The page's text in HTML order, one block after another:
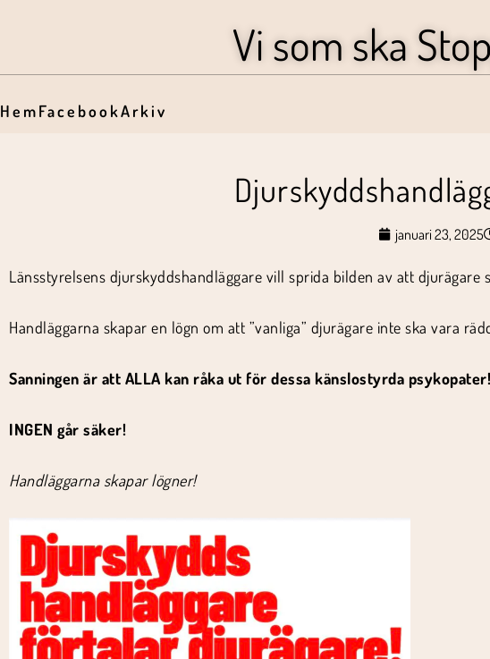
Vi som ska
HemFacebookArkiv
januari 23, 2025
Länsstyrelsens djurskyddshandläggare vill sprida bilden av att
Handläggarna skapar en lögn om att ”vanliga” djurägare inte ska vara
Sanningen är att ALLA kan råka ut för dessa känslostyrda psykopater!
INGEN går säker!
Handläggarna skapar lögner!